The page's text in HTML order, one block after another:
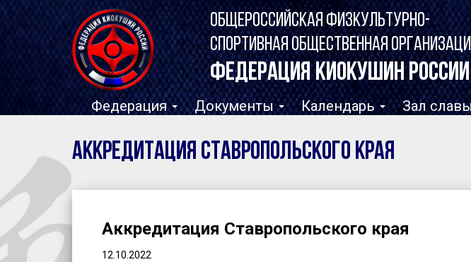
ОБЩЕРОССИЙСКАЯ ФИЗКУЛЬТУРНО-
СПОРТИВНАЯ ОБЩЕСТВЕННАЯ
ФЕДЕРАЦИЯ КИОКУШИН РОССИИ
Федерация Документы Календарь Зал
Аккредитация Ставропольского края
Аккредитация Ставропольского края
12.10.2022